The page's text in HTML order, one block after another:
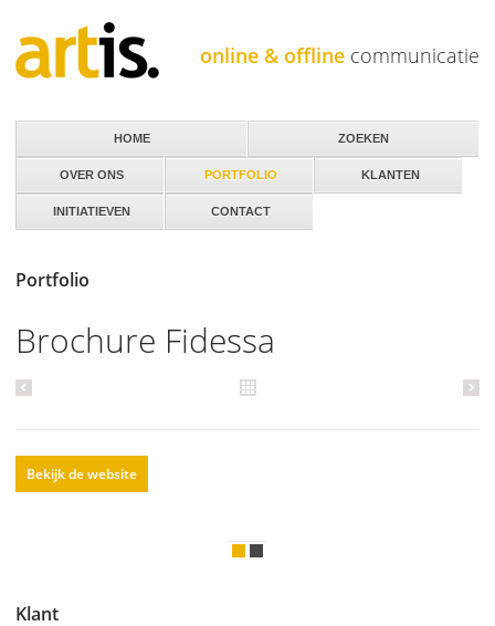
online & offline communicatie
Portfolio
Brochure Fidessa
Bekijk de website
Klant
HOME
OVER ONS PORTFOLIO KLANTEN
INITIATIEVEN CONTACT
ZOEKEN